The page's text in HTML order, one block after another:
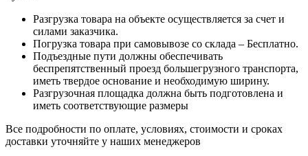
Разгрузка товара на объекте осуществляется за счет и
силами заказчика.
Погрузка товара при самовывозе со склада – Бесплатно.
Подъездные пути должны обеспечивать
беспрепятственный проезд большегрузного транспорта,
иметь твердое основание и необходимую ширину.
Разгрузочная площадка должна быть подготовлена и
иметь соответствующие размеры
Все подробности по оплате, условиях, стоимости и сроках
доставки уточняйте у наших менеджеров